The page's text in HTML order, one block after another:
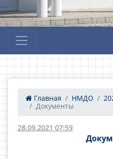
Главная НМДО
Документы
28.09.2021 07:59